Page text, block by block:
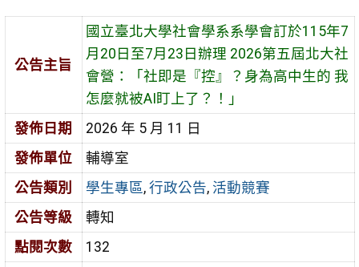
公告主旨
國立臺北大學社會學系系學會訂於115年7
月20日至7月23日辦理 2026第五屆北大社
會營：「社即是『控』？身為高中生的 我
怎麼就被AI盯上了？！」
發佈日期
2026 年 5 月 11 日
發佈單位
輔導室
公告類別
學生專區, 行政公告, 活動競賽
公告等級
轉知
點閱次數
132